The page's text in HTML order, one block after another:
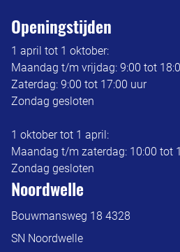
Openingstijden
1 april tot 1 oktober:
Maandag t/m vrijdag: 9:00 tot
Zaterdag: 9:00 tot 17:00 uur
Zondag gesloten
1 oktober tot 1 april:
Maandag t/m zaterdag: 10:00 tot
Zondag gesloten
Noordwelle
Bouwmansweg 18 4328
SN Noordwelle